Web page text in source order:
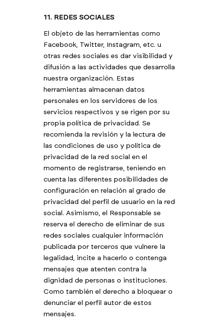
1 1. REDES SOCIALES
El objeto de las herramientas como
Facebook, Twitter, Instagram, etc. u
otras redes sociales es dar visibilidad y
difusión a las actividades que desarrolla
nuestra organización. Estas
herramientas almacenan datos
personales en los servidores de los
servicios respectivos y se rigen por su
propia política de privacidad. Se
recomienda la revisión y la lectura de
las condiciones de uso y política de
privacidad de la red social en el
momento de registrarse, teniendo en
cuenta las diferentes posibilidades de
configuración en relación al grado de
privacidad del perfil de usuario en la red
social. Asimismo, el Responsable se
reserva el derecho de eliminar de sus
redes sociales cualquier información
publicada por terceros que vulnere la
legalidad, incite a hacerlo o contenga
mensajes que atenten contra la
dignidad de personas o instituciones.
Como también el derecho a bloquear o
denunciar el perfil autor de estos
mensajes.